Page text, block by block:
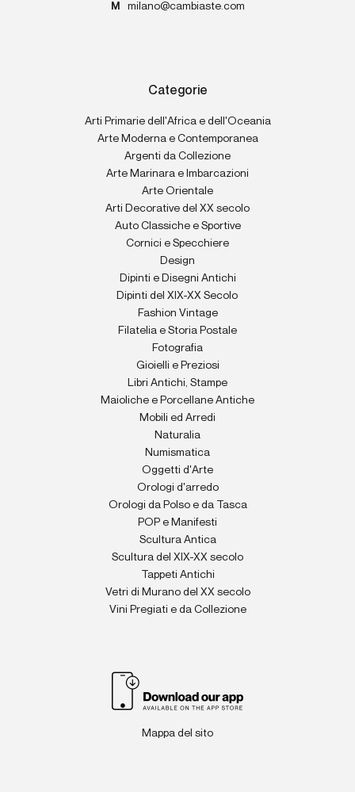
M
milano@cambiaste.com
Categorie
Arti Primarie dell'Africa e dell'Oceania
Arte Moderna e Contemporanea
Argenti da Collezione
Arte Marinara e Imbarcazioni
Arte Orientale
Arti Decorative del XX secolo
Auto Classiche e Sportive
Cornici e Specchiere
Design
Dipinti e Disegni Antichi
Dipinti del XIX-XX Secolo
Fashion Vintage
Filatelia e Storia Postale
Fotografia
Gioielli e Preziosi
Libri Antichi, Stampe
Maioliche e Porcellane Antiche
Mobili ed Arredi
Naturalia
Numismatica
Oggetti d'Arte
Orologi d'arredo
Orologi da Polso e da Tasca
POP e Manifesti
Scultura Antica
Scultura del XIX-XX secolo
Tappeti Antichi
Vetri di Murano del XX secolo
Vini Pregiati e da Collezione
Mappa del sito